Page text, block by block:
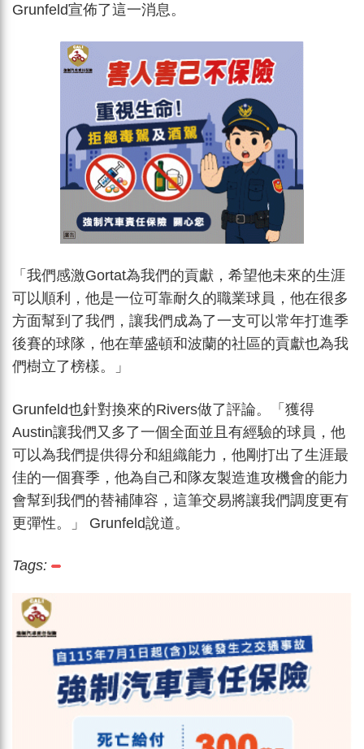
Grunfeld宣佈了這一消息。
「我們感激Gortat為我們的貢獻，希望他未來的生涯
可以順利，他是一位可靠耐久的職業球員，他在很多
方面幫到了我們，讓我們成為了一支可以常年打進季
後賽的球隊，他在華盛頓和波蘭的社區的貢獻也為我
們樹立了榜樣。」
Grunfeld也針對換來的Rivers做了評論。「獲得
Austin讓我們又多了一個全面並且有經驗的球員，他
可以為我們提供得分和組織能力，他剛打出了生涯最
佳的一個賽季，他為自己和隊友製造進攻機會的能力
會幫到我們的替補陣容，這筆交易將讓我們調度更有
更彈性。」 Grunfeld說道。
Tags: